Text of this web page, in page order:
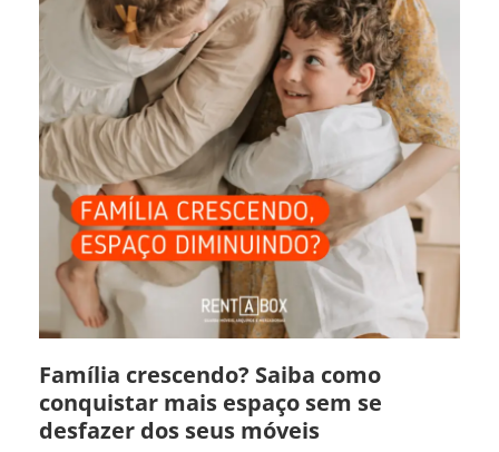
Família crescendo? Saiba como
conquistar mais espaço sem se
desfazer dos seus móveis